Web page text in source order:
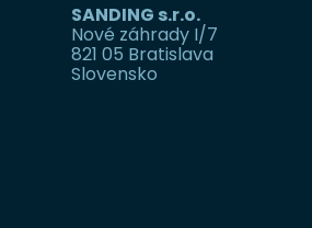
SANDING s.r.o.
Nové záhrady I/7
821 05 Bratislava
Slovensko